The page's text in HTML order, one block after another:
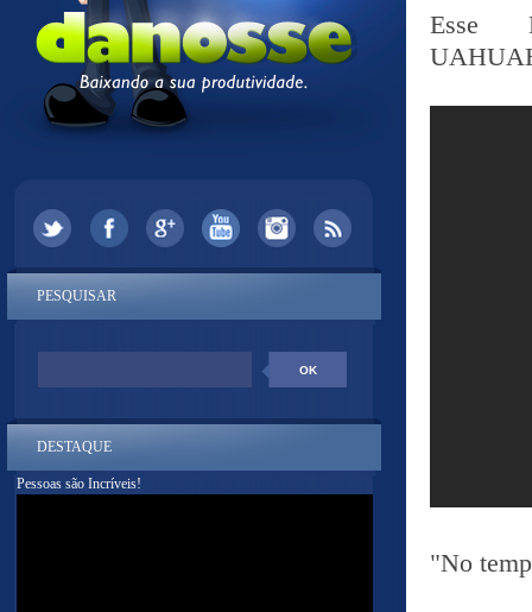
Esse
"No
PESQUISAR
DESTAQUE
Pessoas são Incríveis!